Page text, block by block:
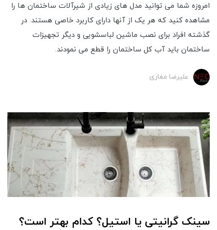
امروزه شما می توانید مدل های زیادی از شیرآلات ساختمان ها را
مشاهده کنید که هر یک از آنها دارای کاربرد خاصی هستند. در
گذشته افراد برای نصب ماشین لباسشویی و دیگر تجهیزات
ساختمان باید آب کل ساختمان را قطع می نمودند.
علیرضا مغاری
سینک گرانیتی یا استیل؟ کدام بهتر است؟